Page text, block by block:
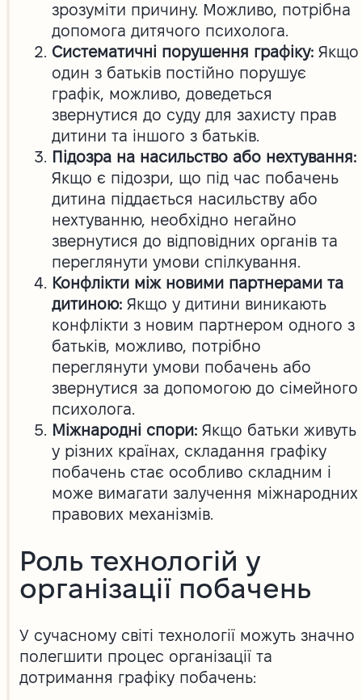
зрозуміти причину. Можливо, потрібна
допомога дитячого психолога.
Систематичні порушення графіку:Якщо
один з батьків постійно порушує
графік, можливо, доведеться
звернутися до суду для захисту прав
дитини та іншого з батьків.
Підозра на насильство або нехтування:
Якщо є підозри, що під час побачень
дитина піддається насильству або
нехтуванню, необхідно негайно
звернутися до відповідних органів та
переглянути умови спілкування.
Конфлікти між новими партнерами та
дитиною:Якщо у дитини виникають
конфлікти з новим партнером одного з
батьків, можливо, потрібно
переглянути умови побачень або
звернутися за допомогою до сімейного
психолога.
Міжнародні спори:Якщо батьки живуть
у різних країнах, складання графіку
побачень стає особливо складним і
може вимагати залучення міжнародних
правових механізмів.
Роль технологій у
організації побачень
У сучасному світі технології можуть значно
полегшити процес організації та
дотримання графіку побачень: